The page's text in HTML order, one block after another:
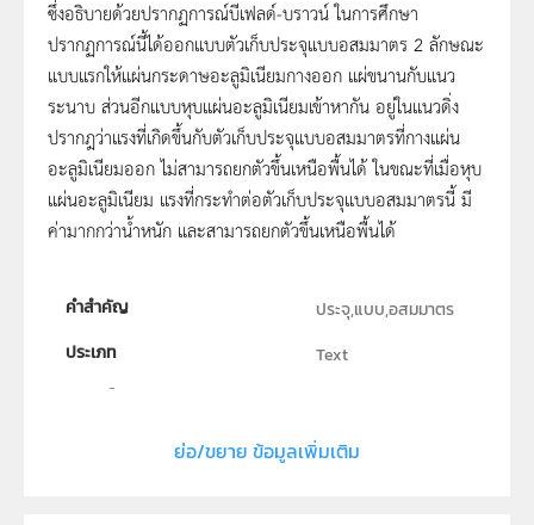
ซึ่งอธิบายด้วยปรากฏการณ์บีเฟลด์-บราวน์ ในการศึกษา
ปรากฏการณ์นี้ได้ออกแบบตัวเก็บประจุแบบอสมมาตร 2 ลักษณะ
แบบแรกให้แผ่นกระดาษอะลูมิเนียมกางออก แผ่ขนานกับแนว
ระนาบ ส่วนอีกแบบหุบแผ่นอะลูมิเนียมเข้าหากัน อยู่ในแนวดิ่ง
ปรากฎว่าแรงที่เกิดขึ้นกับตัวเก็บประจุแบบอสมมาตรที่กางแผ่น
อะลูมิเนียมออก ไม่สามารถยกตัวขึ้นเหนือพื้นได้ ในขณะที่เมื่อหุบ
แผ่นอะลูมิเนียม แรงที่กระทำต่อตัวเก็บประจุแบบอสมมาตรนี้ มี
ค่ามากกว่าน้ำหนัก และสามารถยกตัวขึ้นเหนือพื้นได้
คำสำคัญ
ประจุ,แบบ,อสมมาตร
ประเภท
Text
ศรีนครินทรวิโรฒย่อ/ขยาย ข้อมูลเพิ่มเติม